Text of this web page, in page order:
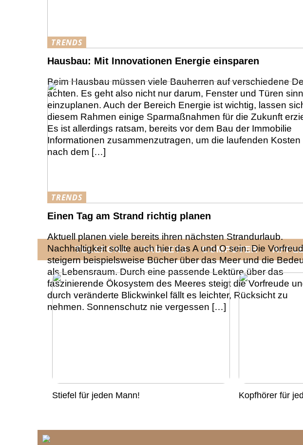
TRENDS
Hausbau: Mit Innovationen Energie einsparen
Beim Hausbau müssen viele Bauherren auf verschiedene
achten. Es geht also nicht nur darum, Fenster und Türen
einzuplanen. Auch der Bereich Energie ist wichtig, lassen
diesem Rahmen einige Sparmaßnahmen für die Zukunft
Es ist allerdings ratsam, bereits vor dem Bau der Immobilie
Informationen zusammenzutragen, um die laufenden Kosten
nach dem […]
TRENDS
Einen Tag am Strand richtig planen
Aktuell planen viele bereits ihren nächsten Strandurlaub.
Nachhaltigkeit sollte auch hier das A und O sein. Die
steigern beispielsweise Bücher über das Meer und die
als Lebensraum. Durch eine passende Lektüre über das
faszinierende Ökosystem des Meeres steigt die Vorfreude
durch veränderte Blickwinkel fällt es leichter, Rücksicht zu
nehmen. Sonnenschutz nie vergessen […]
TELEFONE TABLETS COMPUTER
Stiefel für jeden Mann! Kopfhörer für